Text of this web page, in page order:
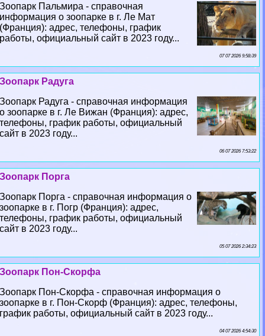
Зоопарк Пальмира - справочная
информация о зоопарке в г. Ле Мат
(Франция): адрес, телефоны, график
работы, официальный сайт в 2023 году...
07 07 2026 9:58:39
Зоопарк Радуга
Зоопарк Радуга - справочная информация
о зоопарке в г. Ле Вижан (Франция): адрес,
телефоны, график работы, официальный
сайт в 2023 году...
06 07 2026 7:53:22
Зоопарк Порга
Зоопарк Порга - справочная информация о
зоопарке в г. Погр (Франция): адрес,
телефоны, график работы, официальный
сайт в 2023 году...
05 07 2026 2:34:23
Зоопарк Пон-Скорфа
Зоопарк Пон-Скорфа - справочная информация о
зоопарке в г. Пон-Скорф (Франция): адрес, телефоны,
график работы, официальный сайт в 2023 году...
04 07 2026 4:54:30